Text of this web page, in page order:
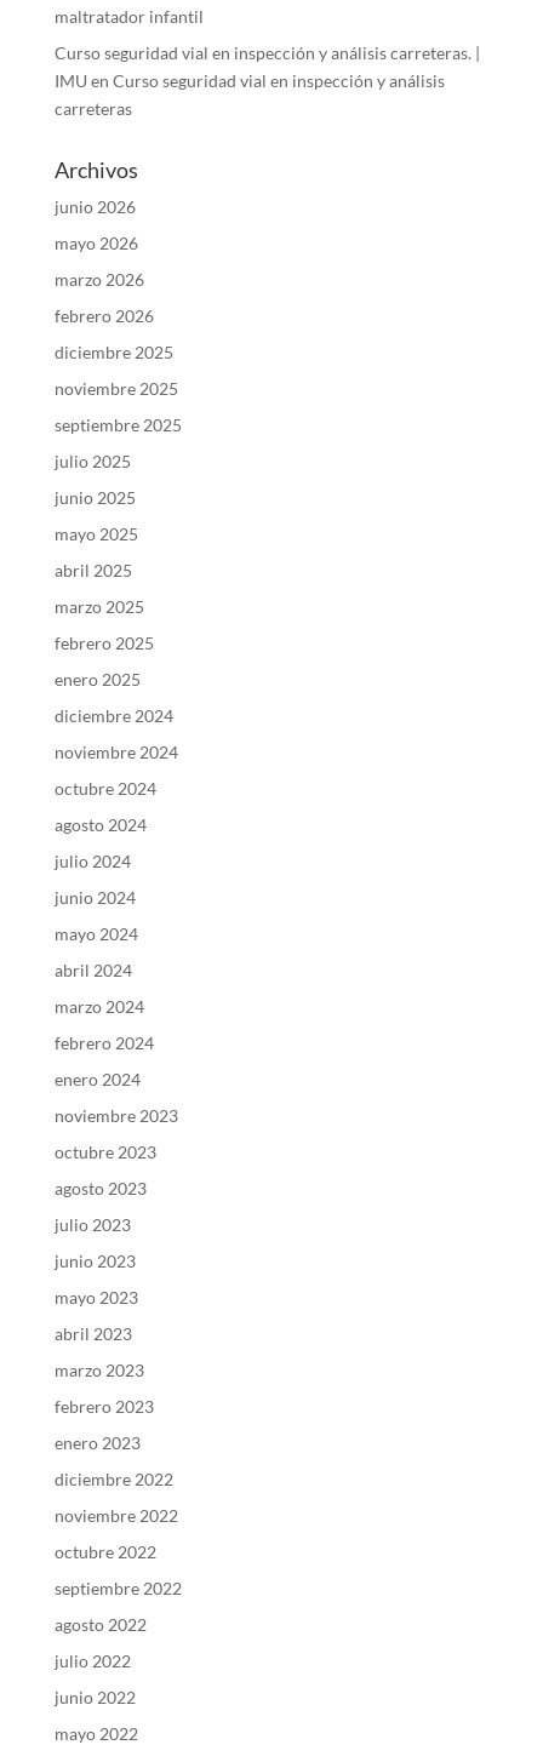
maltratador infantil
Curso seguridad vial en inspección y análisis carreteras. |
IMU en Curso seguridad vial en inspección y análisis
carreteras
Archivos
junio 2026
mayo 2026
marzo 2026
febrero 2026
diciembre 2025
noviembre 2025
septiembre 2025
julio 2025
junio 2025
mayo 2025
abril 2025
marzo 2025
febrero 2025
enero 2025
diciembre 2024
noviembre 2024
octubre 2024
agosto 2024
julio 2024
junio 2024
mayo 2024
abril 2024
marzo 2024
febrero 2024
enero 2024
noviembre 2023
octubre 2023
agosto 2023
julio 2023
junio 2023
mayo 2023
abril 2023
marzo 2023
febrero 2023
enero 2023
diciembre 2022
noviembre 2022
octubre 2022
septiembre 2022
agosto 2022
julio 2022
junio 2022
mayo 2022